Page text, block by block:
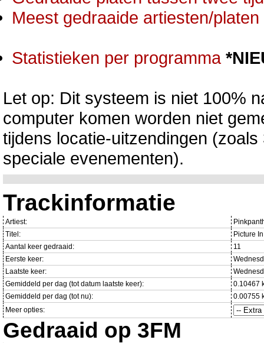
Meest gedraaide artiesten/
Statistieken per programma
Let op: Dit systeem is niet 100%
computer komen worden niet
tijdens locatie-uitzendingen
speciale evenementen).
Trackinformatie
Artiest:
Titel:
Picture
Aantal keer gedraaid:
11
Eerste keer:
Laatste keer:
Gemiddeld per dag (tot datum laatste keer):
0.10467
Gemiddeld per dag (tot nu):
0.00755
Meer opties:
Gedraaid op 3FM